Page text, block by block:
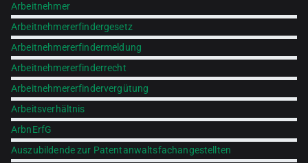
Arbeitnehmer
Arbeitnehmererfindergesetz
Arbeitnehmererfindermeldung
Arbeitnehmererfinderrecht
Arbeitnehmererfindervergütung
Arbeitsverhältnis
ArbnErfG
Auszubildende zur Patentanwaltsfachangestellten